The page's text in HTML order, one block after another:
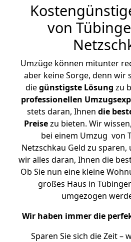
von
Umzüge können mitunter
aber keine Sorge, denn wir
diegünstigste Lösung zu
professionellen
stets daran, Ihnen die
Preisezu bieten. Wir
bei einem Umzug von
Netzschkau Geld zu sparen,
wir alles daran, Ihnen die
Ob Sie nun eine kleine
großes Haus in
umgezogen
Wir haben immer die
Sparen Sie sich die Zeit –